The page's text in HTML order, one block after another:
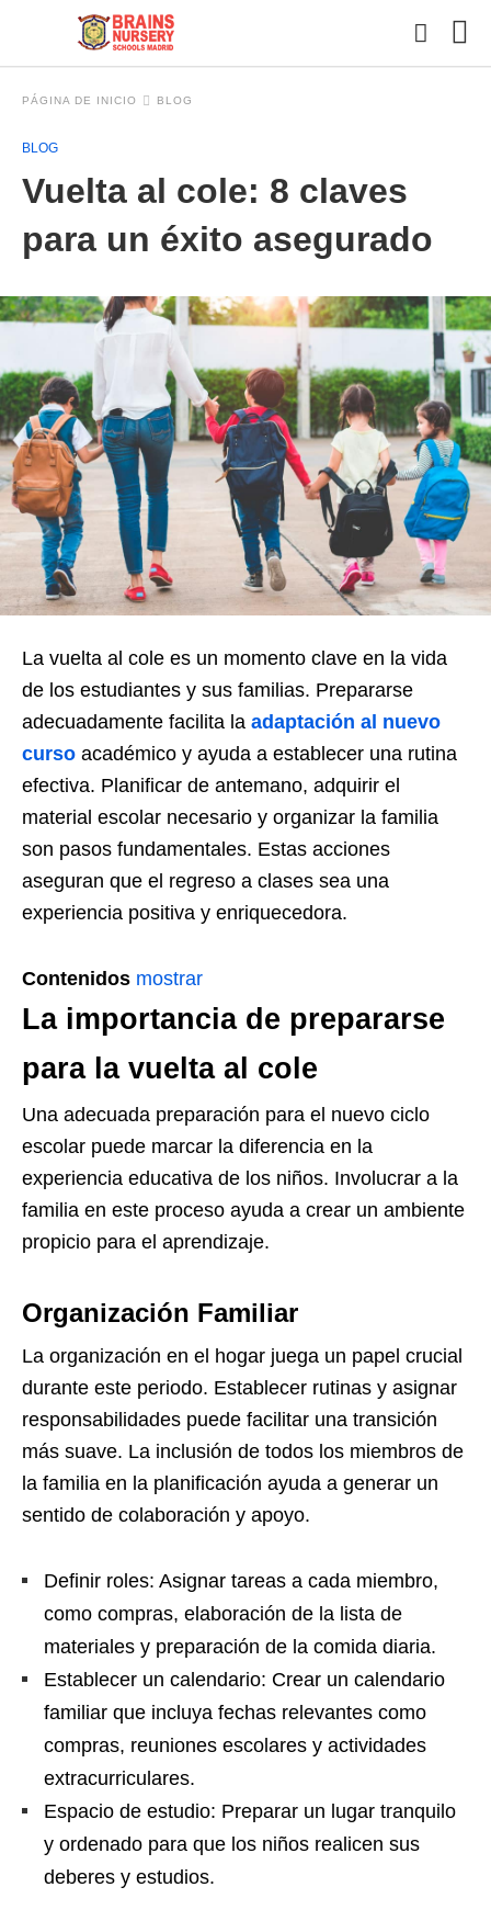
PÁGINA DE INICIO BLOG
BLOG
Vuelta al cole: 8 claves
para un éxito asegurado
La vuelta al cole es un momento clave en la vida
de los estudiantes y sus familias. Prepararse
adecuadamente facilita la adaptación al nuevo
curso académico y ayuda a establecer una rutina
efectiva. Planificar de antemano, adquirir el
material escolar necesario y organizar la familia
son pasos fundamentales. Estas acciones
aseguran que el regreso a clases sea una
experiencia positiva y enriquecedora.
Contenidos mostrar
La importancia de prepararse
para la vuelta al cole
Una adecuada preparación para el nuevo ciclo
escolar puede marcar la diferencia en la
experiencia educativa de los niños. Involucrar a la
familia en este proceso ayuda a crear un ambiente
propicio para el aprendizaje.
Organización Familiar
La organización en el hogar juega un papel crucial
durante este periodo. Establecer rutinas y asignar
responsabilidades puede facilitar una transición
más suave. La inclusión de todos los miembros de
la familia en la planificación ayuda a generar un
sentido de colaboración y apoyo.
Definir roles: Asignar tareas a cada miembro,
como compras, elaboración de la lista de
materiales y preparación de la comida diaria.
Establecer un calendario: Crear un calendario
familiar que incluya fechas relevantes como
compras, reuniones escolares y actividades
extracurriculares.
Espacio de estudio: Preparar un lugar tranquilo
y ordenado para que los niños realicen sus
deberes y estudios.